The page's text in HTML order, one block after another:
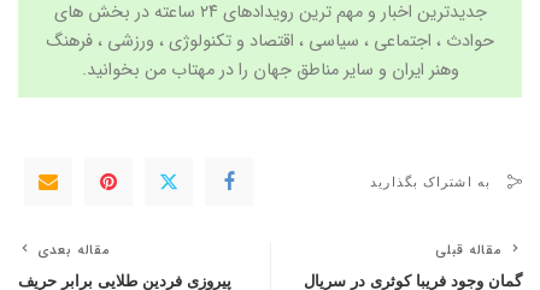
جدیدترین اخبار و مهم ترین رویدادهای ۲۴ ساعته در بخش های
حوادث ، اجتماعی ، سیاسی ، اقتصاد و تکنولوژی، ورزشی ، فرهنگ
وهنر ایران و سایر مناطق جهان را درمهتاب من بخوانید.
به اشتراک بگذارید
مقاله قبلی
گمان وجود فریبا کوثری در سریال
مقاله بعدی
پیروزی فردین طلایی برابر حریف